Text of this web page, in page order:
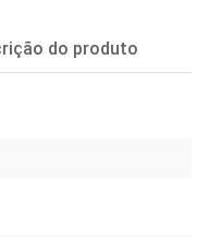
do produto